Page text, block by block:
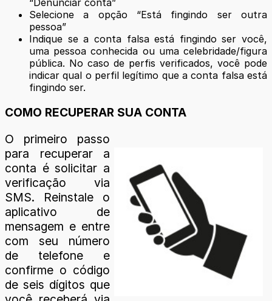
“Denunciar conta”
Selecione a opção “Está fingindo ser outra
pessoa”
Indique se a conta falsa está fingindo ser você,
uma pessoa conhecida ou uma celebridade/figura
pública. No caso de perfis verificados, você pode
indicar qual o perfil legítimo que a conta falsa está
fingindo ser.
COMO RECUPERAR SUA CONTA
O primeiro passo
para recuperar a
conta é solicitar a
verificação via
SMS. Reinstale o
aplicativo de
mensagem e entre
com seu número
de telefone e
confirme o código
de seis dígitos que